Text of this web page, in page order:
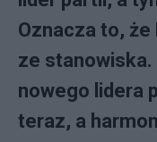
Oznacza to,
ze stanowiska.
nowego lidera
teraz, a